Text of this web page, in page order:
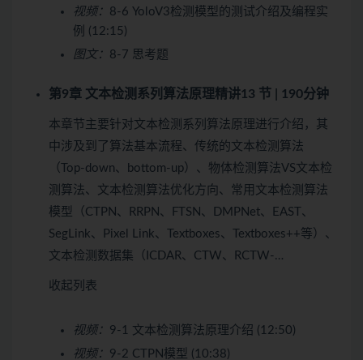
视频： 8-6 YoloV3检测模型的测试介绍及编程实
例 (12:15)
图文： 8-7 思考题
第9章 文本检测系列算法原理精讲13 节 | 190分钟
本章节主要针对文本检测系列算法原理进行介绍，其
中涉及到了算法基本流程、传统的文本检测算法
（Top-down、bottom-up）、物体检测算法VS文本检
测算法、文本检测算法优化方向、常用文本检测算法
模型（CTPN、RRPN、FTSN、DMPNet、EAST、
SegLink、Pixel Link、Textboxes、Textboxes++等）、
文本检测数据集（ICDAR、CTW、RCTW-…
收起列表
视频： 9-1 文本检测算法原理介绍 (12:50)
视频： 9-2 CTPN模型 (10:38)